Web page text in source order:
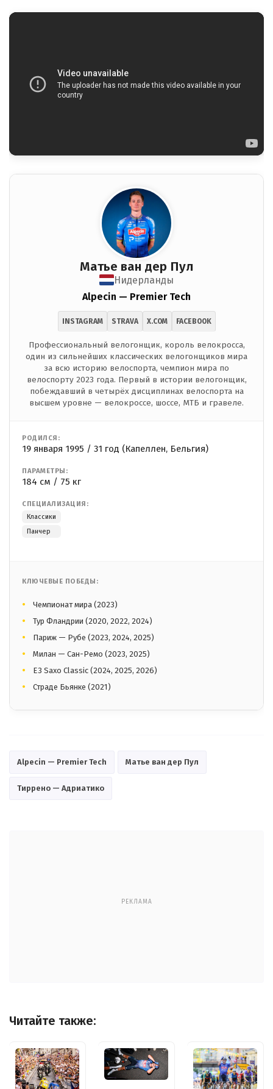
Матье ван дер Пул
Нидерланды
Alpecin — Premier Tech
INSTAGRAM STRAVA X.COM FACEBOOK
Профессиональный велогонщик, король велокросса,
один из сильнейших классических велогонщиков мира
за всю историю велоспорта, чемпион мира по
велоспорту 2023 года. Первый в истории велогонщик,
побеждавший в четырёх дисциплинах велоспорта на
высшем уровне — велокроссе, шоссе, МТБ и гравеле.
РОДИЛСЯ:
19 января 1995 / 31 год (Капеллен, Бельгия)
ПАРАМЕТРЫ:
184 см / 75 кг
СПЕЦИАЛИЗАЦИЯ:
Классики
Панчер
КЛЮЧЕВЫЕ ПОБЕДЫ:
Чемпионат мира (2023)
Тур Фландрии (2020, 2022, 2024)
Париж — Рубе (2023, 2024, 2025)
Милан — Сан-Ремо (2023, 2025)
E3 Saxo Classic (2024, 2025, 2026)
Страде Бьянке (2021)
Alpecin — Premier Tech Матье ван дер Пул
Тиррено — Адриатико
РЕКЛАМА
Читайте также: